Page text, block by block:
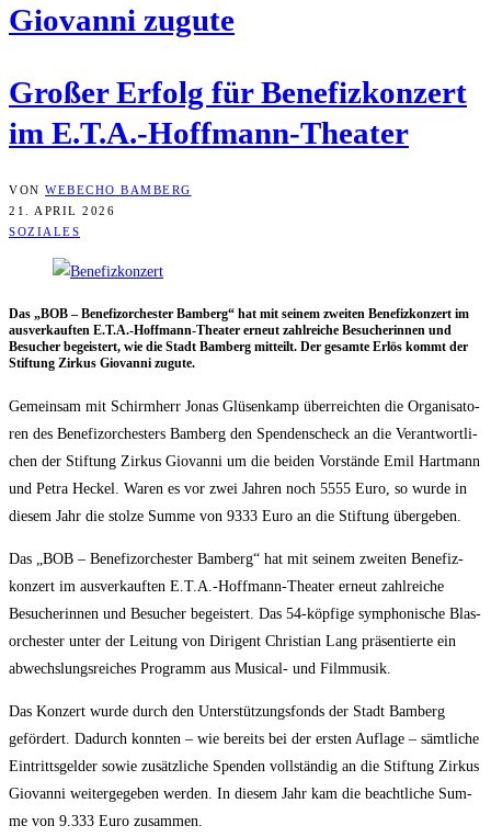
Gio­van­ni zugute
Gro­ßer Erfolg für Bene­fiz­kon­zert
im E.T.A.-Hoffmann-Theater
VON WEBECHO BAMBERG
21. APRIL 2026
SOZIALES
Das „BOB – Bene­fiz­or­ches­ter Bam­berg“ hat mit sei­nem zwei­ten Bene­fiz­kon­zert im
aus­ver­kauf­ten E.T.A.-Hoffmann-Theater erneut zahl­rei­che Besu­che­rin­nen und
Besu­cher begeis­tert, wie die Stadt Bam­berg mit­teilt. Der gesam­te Erlös kommt der
Stif­tung Zir­kus Gio­van­ni zugute.
Gemein­sam mit Schirm­herr Jonas Glüsen­kamp über­reich­ten die Orga­ni­sa­to­
ren des Bene­fiz­or­ches­ters Bam­berg den Spen­den­scheck an die Ver­ant­wort­li­
chen der Stif­tung Zir­kus Gio­van­ni um die bei­den Vor­stän­de Emil Hart­mann
und Petra Heckel. Waren es vor zwei Jah­ren noch 5555 Euro, so wur­de in
die­sem Jahr die stol­ze Sum­me von 9333 Euro an die Stif­tung übergeben.
Das „BOB – Bene­fiz­or­ches­ter Bam­berg“ hat mit sei­nem zwei­ten Bene­fiz­
kon­zert im aus­ver­kauf­ten E.T.A.-Hoffmann-Theater erneut zahl­rei­che
Besu­che­rin­nen und Besu­cher begeis­tert. Das 54-köp­fi­ge sym­pho­ni­sche Blas­
or­ches­ter unter der Lei­tung von Diri­gent Chris­ti­an Lang prä­sen­tier­te ein
abwechs­lungs­rei­ches Pro­gramm aus Musi­cal- und Filmmusik.
Das Kon­zert wur­de durch den Unter­stüt­zungs­fonds der Stadt Bam­berg
geför­dert. Dadurch konn­ten – wie bereits bei der ers­ten Auf­la­ge – sämt­li­che
Ein­tritts­gel­der sowie zusätz­li­che Spen­den voll­stän­dig an die Stif­tung Zir­kus
Gio­van­ni wei­ter­ge­ge­ben wer­den. In die­sem Jahr kam die beacht­li­che Sum­
me von 9.333 Euro zusammen.